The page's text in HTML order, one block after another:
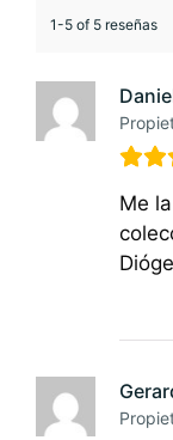
1-5 of 5 reseñas
Me